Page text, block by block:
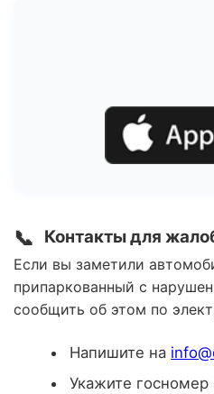
📞 Контакты для
Если вы заметили
припаркованный с
сообщить об этом по
Напишите на
Укажите госномер